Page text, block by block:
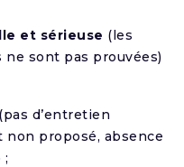
et sérieuse (les
sont pas prouvées)
(pas d’entretien
non proposé, absence
;